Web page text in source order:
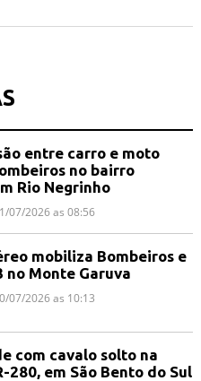
entre carro e moto
no bairro
Rio Negrinho
07/2026 as 08:56
mobiliza Bombeiros e
no Monte Garuva
07/2026 as 10:13
com cavalo solto na
280, em São Bento do Sul